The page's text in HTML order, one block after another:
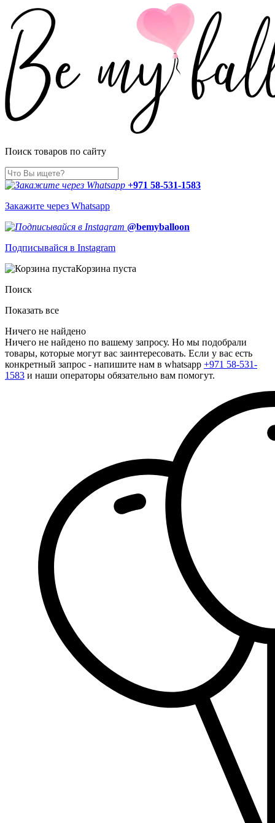
Поиск товаров по сайту
+971 58-531-1583
Закажите через Whatsapp
@bemyballoon
Подписывайся в Instagram
Корзина пуста
Поиск
Показать все
Ничего не найдено
Ничего не найдено по вашему запросу. Но мы подобрали
товары, которые могут вас заинтересовать. Если у вас есть
конкретный запрос - напишите нам в whatsapp +971 58-531-
1583 и наши операторы обязательно вам помогут.